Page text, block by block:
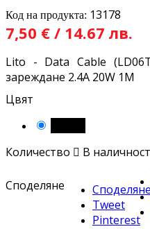
Код на продукта: 13178
7,50 € / 14.67 лв.
Lito - Data Cable
зареждане 2.4A 20W 1M
Цвят
Количество  В наличност
Споделяне
Споделяне
Tweet
Pinterest